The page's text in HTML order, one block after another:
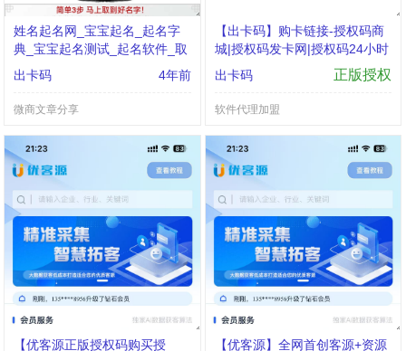
姓名起名网_宝宝起名_起名字
典_宝宝起名测试_起名软件_取
名网_起名网
出卡码 4年前
微商文章分享
【出卡码】购卡链接-授权码商
城|授权码发卡网|授权码24小时
自助发卡|点击进入
出卡码 正版授权
软件代理加盟
【优客源正版授权码购买授
【优客源】全网首创客源+资源